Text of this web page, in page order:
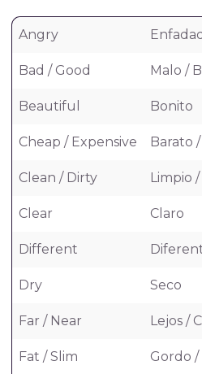
Angry
Bad / Good Malo /
Beautiful Bonito
Cheap / Expensive Barato
Clean / Dirty Limpio
Clear Claro
Different
Dry Seco
Far / Near Lejos /
Fat / Slim Gordo